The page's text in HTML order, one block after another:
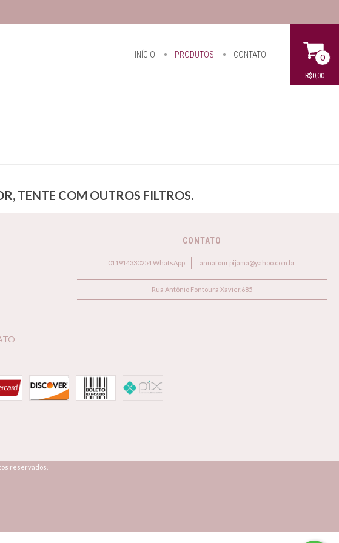
INÍCIO PRODUTOS CONTATO 0
R$0,00
TENTE COM OUTROS FILTROS.
CONTATO
011914330254 WhatsApp annafour.pijama@yahoo.com.br
Rua Antônio Fontoura Xavier,685
reservados.